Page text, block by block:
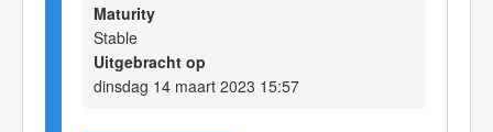
Maturity
Stable
Uitgebracht op
dinsdag 14 maart 2023 15:57